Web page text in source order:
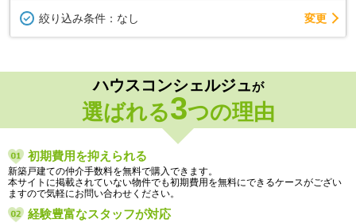
絞り込み条件： なし 変更
ハウスコンシェルジュが
選ばれる3つの理由
初期費用を抑えられる
新築戸建ての仲介手数料を無料で購入できます。
本サイトに掲載されていない物件でも初期費用を無料にできるケースがござい
ますので気軽にお問い合わせください。
経験豊富なスタッフが対応